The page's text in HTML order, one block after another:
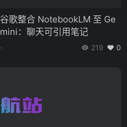
谷歌整合 NotebookLM 至 Ge
mini：聊天可引用笔记
219 0